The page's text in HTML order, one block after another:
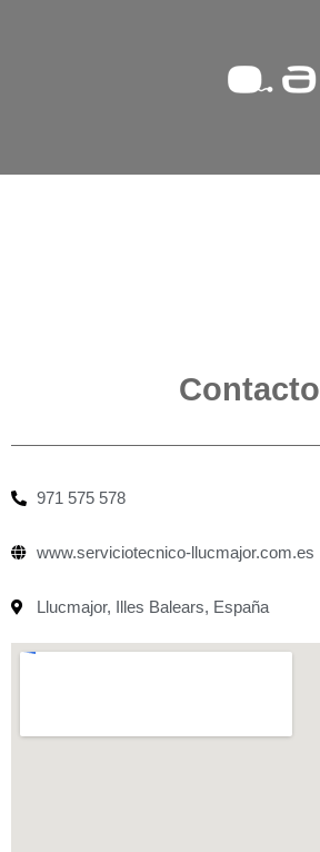
Contacto
971 575 578
www.serviciotecnico-llucmajor.com.es
Llucmajor, Illes Balears, España